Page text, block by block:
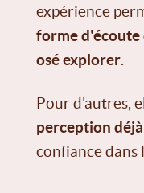
expérience
forme d'écoute
osé explorer.
Pour d'autres,
perception
confiance dans